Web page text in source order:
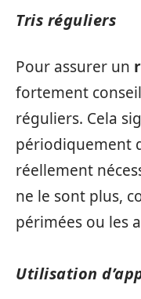
Tris réguliers
Pour assurer un
fortement
réguliers. Cela
périodiquement
réellement
ne le sont plus,
périmées ou les
Utilisation